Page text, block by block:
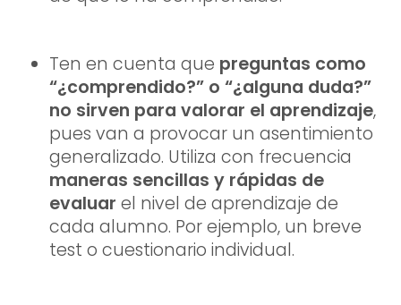
Ten en cuenta que preguntas como
“¿comprendido?” o “¿alguna duda?”
no sirven para valorar el aprendizaje,
pues van a provocar un asentimiento
generalizado. Utiliza con frecuencia
maneras sencillas y rápidas de
evaluar el nivel de aprendizaje de
cada alumno. Por ejemplo, un breve
test o cuestionario individual.